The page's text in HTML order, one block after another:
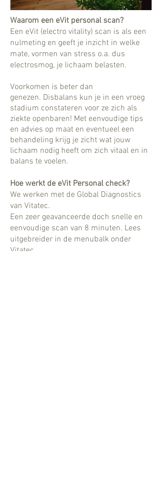
Waarom een eVit personal scan?
Een eVit (electro vitality) scan is als een
nulmeting en geeft je inzicht in welke
mate, vormen van stress o.a. dus
electrosmog, je lichaam belasten.
Voorkomen is beter dan
genezen. Disbalans kun je in een vroeg
stadium constateren voor ze zich als
ziekte openbaren! Met eenvoudige tips
en advies op maat en eventueel een
behandeling krijg je zicht wat jouw
lichaam nodig heeft om zich vitaal en in
balans te voelen.
Hoe werkt de eVit Personal check?
We werken met de Global Diagnostics
van Vitatec.
Een zeer geavanceerde doch snelle en
eenvoudige scan van 8 minuten. Lees
uitgebreider in de menubalk onder
Vitatec.